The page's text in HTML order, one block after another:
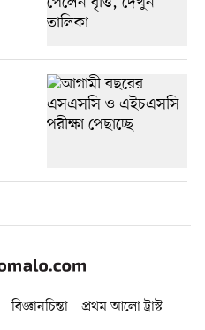
বিজ্ঞানচিন্তা
প্রথম আলো ট্রাস্ট